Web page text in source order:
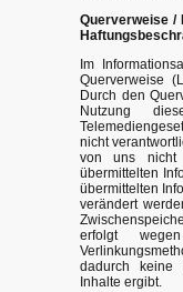
Querverweise /
Im
Querverweise
Durch den
Nutzung
nicht
von uns nicht
übermittelten
übermittelten
verändert
erfolgt
dadurch keine
Inhalte ergibt.